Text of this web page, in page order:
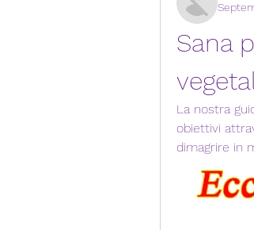
Sana
La nostra
obiettivi
dimagrire in